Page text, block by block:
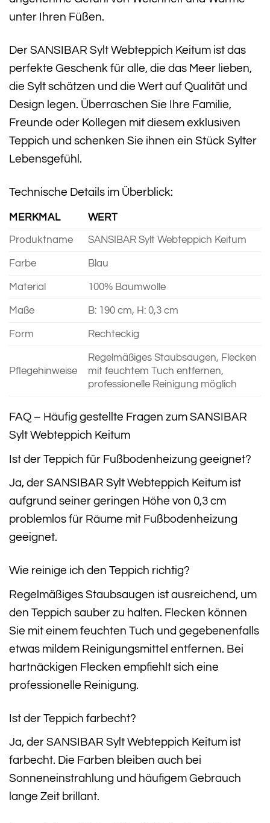
unter Ihren Füßen.
Der SANSIBAR Sylt Webteppich Keitum ist das
perfekte Geschenk für alle, die das Meer lieben,
die Sylt schätzen und die Wert auf Qualität und
Design legen. Überraschen Sie Ihre Familie,
Freunde oder Kollegen mit diesem exklusiven
Teppich und schenken Sie ihnen ein Stück Sylter
Lebensgefühl.
Technische Details im Überblick:
MERKMAL WERT
Produktname SANSIBAR Sylt Webteppich Keitum
Farbe Blau
Material 100% Baumwolle
Maße B: 190 cm, H: 0,3 cm
Form Rechteckig
Pflegehinweise
Regelmäßiges Staubsaugen, Flecken
mit feuchtem Tuch entfernen,
professionelle Reinigung möglich
FAQ – Häufig gestellte Fragen zum SANSIBAR
Sylt Webteppich Keitum
Ist der Teppich für Fußbodenheizung geeignet?
Ja, der SANSIBAR Sylt Webteppich Keitum ist
aufgrund seiner geringen Höhe von 0,3 cm
problemlos für Räume mit Fußbodenheizung
geeignet.
Wie reinige ich den Teppich richtig?
Regelmäßiges Staubsaugen ist ausreichend, um
den Teppich sauber zu halten. Flecken können
Sie mit einem feuchten Tuch und gegebenenfalls
etwas mildem Reinigungsmittel entfernen. Bei
hartnäckigen Flecken empfiehlt sich eine
professionelle Reinigung.
Ist der Teppich farbecht?
Ja, der SANSIBAR Sylt Webteppich Keitum ist
farbecht. Die Farben bleiben auch bei
Sonneneinstrahlung und häufigem Gebrauch
lange Zeit brillant.